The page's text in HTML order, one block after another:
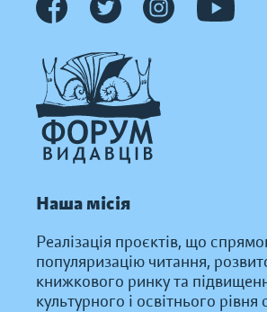
Наша місія
Реалізація проєктів, що
популяризацію читання,
книжкового ринку та
культурного і освітнього рівня